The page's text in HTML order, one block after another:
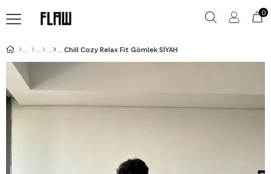
0
Chill Cozy Relax Fit Gömlek SİYAH